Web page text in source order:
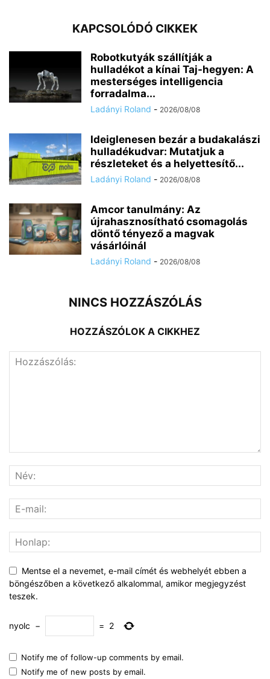
KAPCSOLÓDÓ CIKKEK
Robotkutyák szállítják a
hulladékot a kínai Taj-hegyen: A
mesterséges intelligencia
forradalma...
Ladányi Roland - 2026/08/08
Ideiglenesen bezár a budakalászi
hulladékudvar: Mutatjuk a
részleteket és a helyettesítő...
Ladányi Roland - 2026/08/08
Amcor tanulmány: Az
újrahasznosítható csomagolás
döntő tényező a magvak
vásárlóinál
Ladányi Roland - 2026/08/08
NINCS HOZZÁSZÓLÁS
HOZZÁSZÓLOK A CIKKHEZ
Mentse el a nevemet, e-mail címét és webhelyét ebben a
böngészőben a következő alkalommal, amikor megjegyzést
teszek.
nyolc − = 2
Notify me of follow-up comments by email.
Notify me of new posts by email.